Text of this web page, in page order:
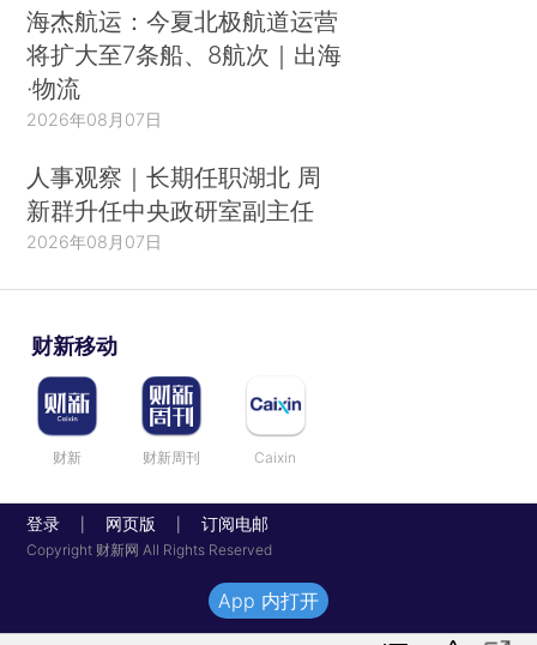
海杰航运：今夏北极航道运营
将扩大至7条船、8航次｜出海
·物流
2026年08月07日
人事观察｜长期任职湖北 周
新群升任中央政研室副主任
2026年08月07日
财新移动
财新 财新周刊 Caixin
登录 网页版 订阅电邮
Copyright 财新网 All Rights Reserved
App 内打开